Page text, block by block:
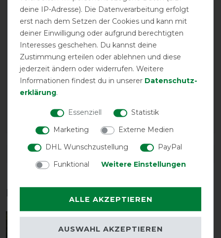
ziehe die Maske komplett über die Trense, die Sicht wird
durch das Netz nicht beeinträchtigt, und durch den
Stoff an den Seiten sind auch die Ganaschen geschützt.
Sehr zu empfehlen.
24.06.2022
Die Kopfmaske fällt ein bißchen groß aus, was das
Anziehen aber erleichtert. Das Pferd hat einen großen
Maske gern bei heißem Wetter.
DETAILS ZUR PRODUKTSICHERHEIT
Das perfekte Zubehör für dich
deine IP-Adresse). Die Datenverarbeitung erfolgt
erst nach dem Setzen der Cookies und kann mit
deiner Einwilligung oder aufgrund berechtigten
Interesses geschehen. Du kannst deine
Zustimmung erteilen oder ablehnen und diese
jederzeit ändern oder widerrufen. Weitere
Informationen findest du in unserer Daten­schutz­
erklärung.
Essenziell
Statistik
Marketing
Externe Medien
DHL Wunschzustellung
PayPal
Funktional
Weitere Einstellungen
ALLE AKZEPTIEREN
AUSWAHL AKZEPTIEREN